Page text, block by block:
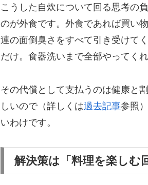
こうした自炊について回る思考の
のが外食です。外食であれば買い
連の面倒臭さをすべて引き受けて
だけ。食器洗いまで全部やってくれ
その代償として支払うのは健康と
しいので（詳しくは過去記事参照
いわけです。
解決策は「料理を楽しむ